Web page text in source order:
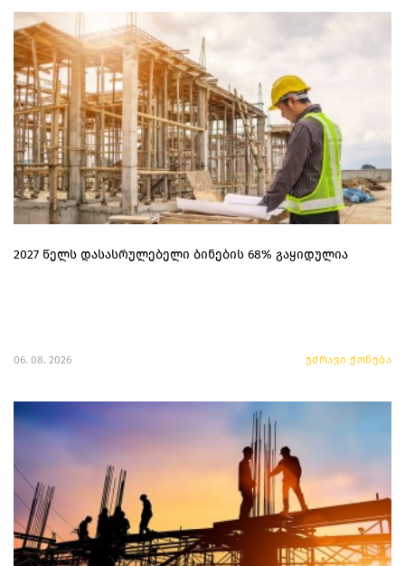
2027 წელს დასასრულებელი ბინების 68% გაყიდულია
06. 08. 2026 უძრავი ქონება